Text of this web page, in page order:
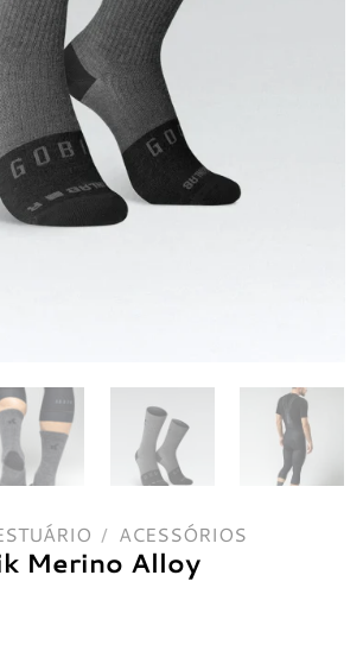
/ ACESSÓRIOS
Merino Alloy